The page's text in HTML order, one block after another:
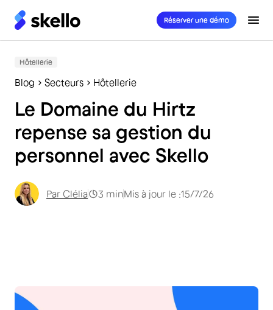
Réserver une démo
Hôtellerie
Blog Secteurs Hôtellerie
Le Domaine du Hirtz
repense sa gestion du
personnel avec Skello
Par Clélia 3 minMis à jour le :15/7/26